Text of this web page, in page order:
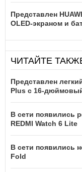
Представлен
OLED-экраном и
ЧИТАЙТЕ
Представлен
Plus с 16-
В сети появились
REDMI Watch 6 Lite
В сети появились
Fold